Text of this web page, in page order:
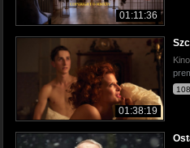
01:11:36
01:38:19